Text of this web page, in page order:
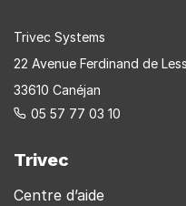
Trivec Systems
22 Avenue Ferdinand de
33610 Canéjan
05 57 77 03 10
Trivec
Centre d’aide